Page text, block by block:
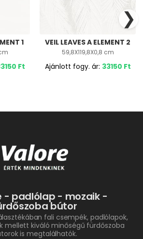
1
Ft
VEIL LEAVES A ELEMENT 2
59,8X119,8X0,8 cm
Ajánlott fogy. ár: 33150 Ft
❯
- padlólap - mozaik -
bútor
fali csempék, padlólapok,
mellett kiváló minőségű fürdőszoba
is megtalálhatók.